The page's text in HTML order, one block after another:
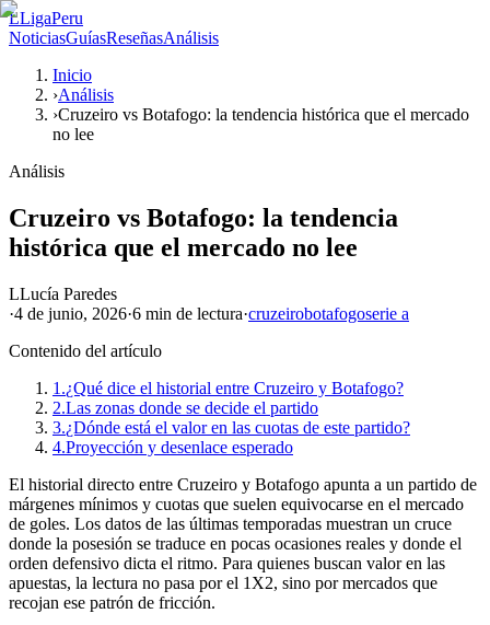
LLigaPeru
NoticiasGuíasReseñasAnálisis
Inicio
›Análisis
›Cruzeiro vs Botafogo: la tendencia histórica que el mercado
no lee
Análisis
Cruzeiro vs Botafogo: la tendencia
histórica que el mercado no lee
LLucía Paredes
·4 de junio, 2026·6 min de lectura·cruzeirobotafogoserie a
Contenido del artículo
1.¿Qué dice el historial entre Cruzeiro y Botafogo?
2.Las zonas donde se decide el partido
3.¿Dónde está el valor en las cuotas de este partido?
4.Proyección y desenlace esperado
El historial directo entre Cruzeiro y Botafogo apunta a un partido de
márgenes mínimos y cuotas que suelen equivocarse en el mercado
de goles. Los datos de las últimas temporadas muestran un cruce
donde la posesión se traduce en pocas ocasiones reales y donde el
orden defensivo dicta el ritmo. Para quienes buscan valor en las
apuestas, la lectura no pasa por el 1X2, sino por mercados que
recojan ese patrón de fricción.